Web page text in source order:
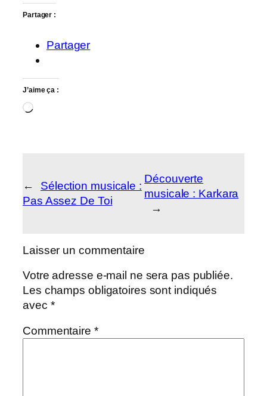
Partager :
Partager
J’aime ça :
Chargement…
←
Sélection musicale :
Pas Assez De Toi
Découverte
musicale : Karkara
→
Laisser un commentaire
Votre adresse e-mail ne sera pas publiée.
Les champs obligatoires sont indiqués
avec *
Commentaire *